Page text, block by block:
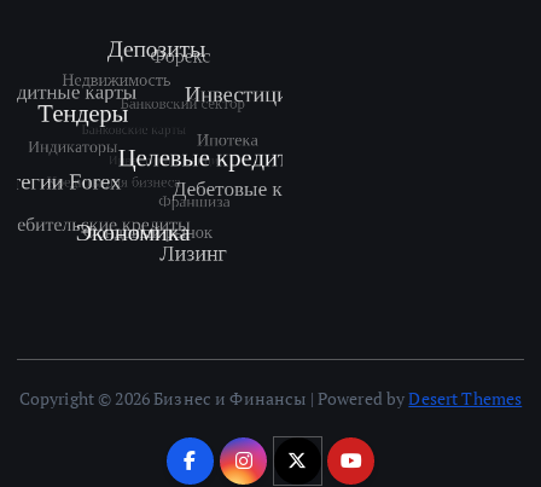
Copyright © 2026 Бизнес и Финансы | Powered byDesert Themes